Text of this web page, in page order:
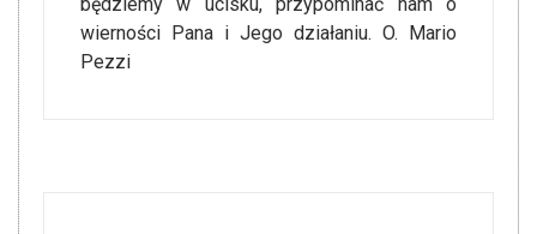
wierności Pana i Jego działaniu. O. Mario
Pezzi